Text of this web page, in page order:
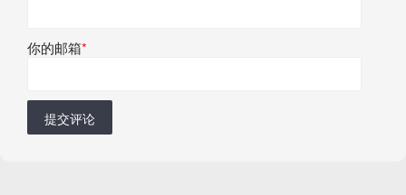
你的邮箱*
提交评论